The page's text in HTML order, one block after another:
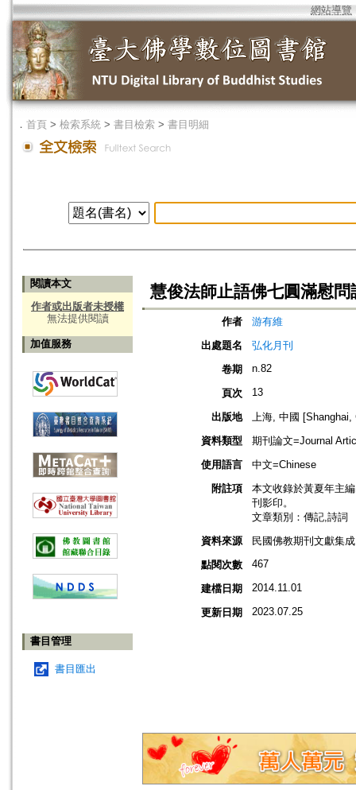
網站導覽
． 首頁 > 檢索系統 > 書目檢索 > 書目明細
閱讀本文
作者或出版者未授權
無法提供閱讀
加值服務
書目管理
書目匯出
慧俊法師止語佛七圓滿慰問
作者
游有維
出處題名
弘化月刊
卷期
n.82
頁次 13
出版地
上海, 中國 [Shanghai,
資料類型
期刊論文=Journal
使用語言
中文=Chinese
附註項
本文收錄於黃夏年主
刊影印。
文章類別：傳記,詩詞
資料來源
民國佛教期刊文獻集
點閱次數
467
建檔日期 2014.11.01
更新日期 2023.07.25